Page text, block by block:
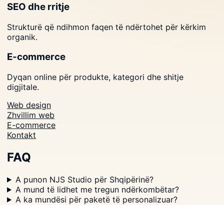
SEO dhe rritje
Strukturë që ndihmon faqen të ndërtohet për kërkim
organik.
E-commerce
Dyqan online për produkte, kategori dhe shitje
digjitale.
Web design
Zhvillim web
E-commerce
Kontakt
FAQ
A punon NJS Studio për Shqipërinë?
A mund të lidhet me tregun ndërkombëtar?
A ka mundësi për paketë të personalizuar?